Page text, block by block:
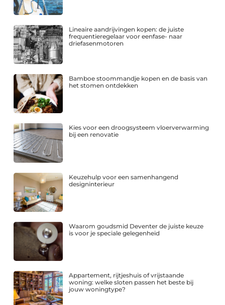
Lineaire aandrijvingen kopen: de juiste
frequentieregelaar voor eenfase- naar
driefasenmotoren
Bamboe stoommandje kopen en de basis van
het stomen ontdekken
Kies voor een droogsysteem vloerverwarming
bij een renovatie
Keuzehulp voor een samenhangend
designinterieur
Waarom goudsmid Deventer de juiste keuze
is voor je speciale gelegenheid
Appartement, rijtjeshuis of vrijstaande
woning: welke sloten passen het beste bij
jouw woningtype?